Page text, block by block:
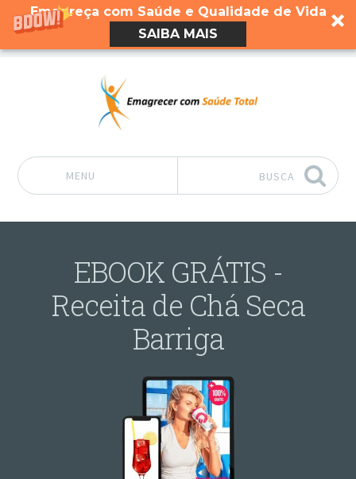
Emagreça com Saúde e Qualidade de Vida
SAIBA MAIS
MENU BUSCA
EBOOK GRÁTIS -
Receita de Chá Seca
Barriga